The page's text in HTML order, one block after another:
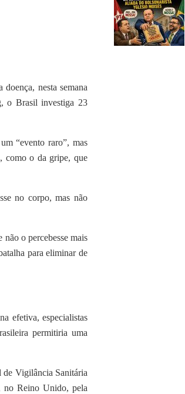
nesta semana
o Brasil investiga 23
“evento raro”, mas
como o da gripe, que
no corpo, mas não
o percebesse mais
para eliminar de
efetiva, especialistas
permitiria uma
de Vigilância Sanitária
no Reino Unido, pela